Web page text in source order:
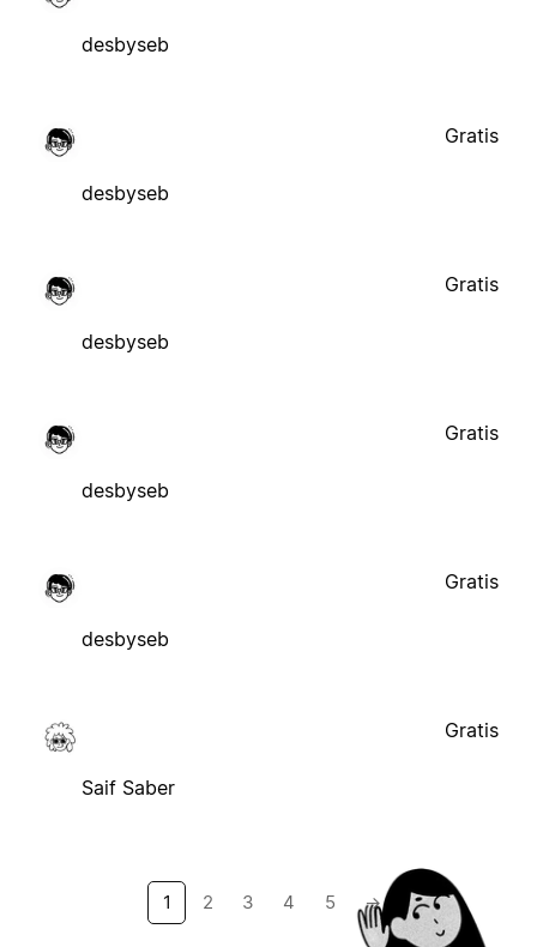
desbyseb
desbyseb
Gratis
desbyseb
Gratis
desbyseb
Gratis
desbyseb
Gratis
Saif Saber
Gratis
1 2 3 4 5 →